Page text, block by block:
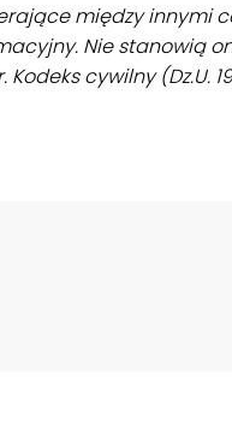
między innymi
Nie stanowią
cywilny (Dz.U.